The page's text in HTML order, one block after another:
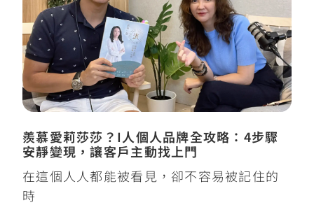
羨慕愛莉莎莎？I人個人品牌全攻略：4步驟
安靜變現，讓客戶主動找上門
在這個人人都能被看見，卻不容易被記住的
時